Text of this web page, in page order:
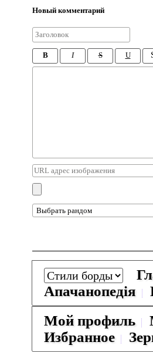
Новый комментарий
B I S U
Апачанопедiя
Мой профиль
Избранное